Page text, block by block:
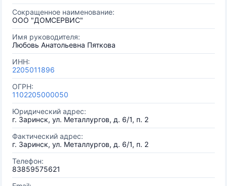
Сокращенное наименование:
ООО "ДОМСЕРВИС"
Имя руководителя:
Любовь Анатольевна Пяткова
ИНН:
2205011896
ОГРН:
1102205000050
Юридический адрес:
г. Заринск, ул. Металлургов, д. 6/1, п. 2
Фактический адрес:
г. Заринск, ул. Металлургов, д. 6/1, п. 2
Телефон:
83859575621